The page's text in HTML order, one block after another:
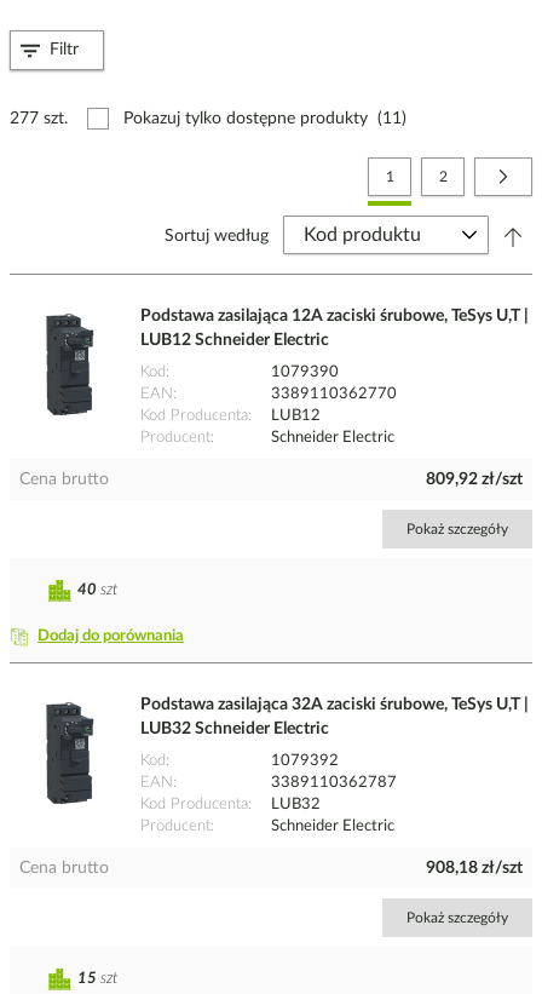
277 szt. Pokazuj tylko dostępne produkty (11)
Strona
Aktualnie czytasz stronę
1 Strona
2
Sortuj według
Podstawa zasilająca 12A zaciski śrubowe, TeSys U,T |
LUB12 Schneider Electric
Kod
1079390
EAN
3389110362770
Kod Producenta
LUB12
Producent
Schneider Electric
Cena brutto 809,92 zł/szt
Pokaż szczegóły
Dodaj do porównania
40 szt
Podstawa zasilająca 32A zaciski śrubowe, TeSys U,T |
LUB32 Schneider Electric
Kod
1079392
EAN
3389110362787
Kod Producenta
LUB32
Producent
Schneider Electric
Cena brutto 908,18 zł/szt
Pokaż szczegóły
15 szt
Filtr